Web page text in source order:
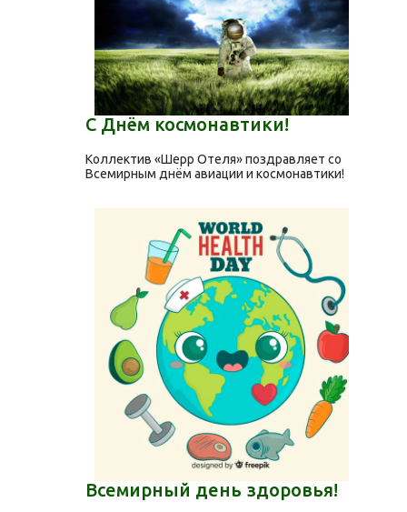
С Днём космонавтики!
Коллектив «Шерр Отеля» поздравляет со
Всемирным днём авиации и космонавтики!
Всемирный день здоровья!